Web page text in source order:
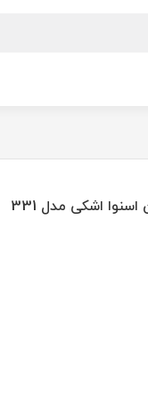
اشکی مدل 331